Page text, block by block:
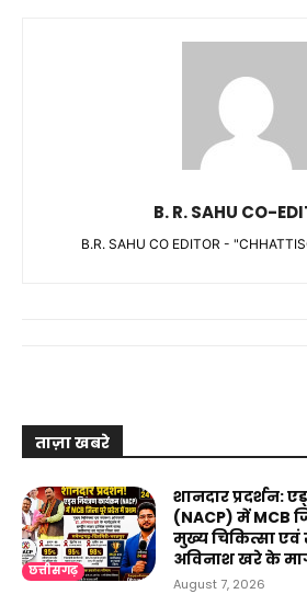
B. R. SAHU CO-
B.R. SAHU CO EDITOR -
ताज़ा खबरे
छत्तीसगढ़
शानदार प्रदर्शन:
(NACP) में MCB
मुख्य चिकित्सा एवं
अविनाश खरे के
August 7, 2026